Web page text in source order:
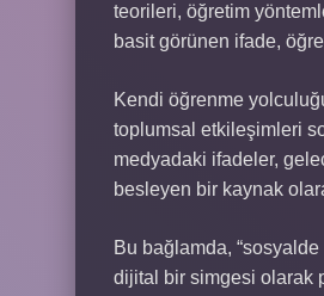
teorileri, öğretim
basit görünen ifade,
Kendi öğrenme
toplumsal etkileşimleri
medyadaki ifadeler,
besleyen bir kaynak
Bu bağlamda,
dijital bir simgesi olarak